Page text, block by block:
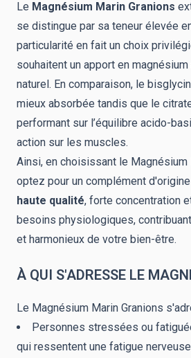
Le Magnésium Marin Granions
se distingue par sa teneur élevée
particularité en fait un choix
souhaitent un apport en
naturel. En comparaison, le
mieux absorbée tandis que le
performant sur l’équilibre acido-
action sur les muscles.
Ainsi, en choisissant le Magnésium
optez pour un complément
haute qualité, forte concentration
besoins physiologiques,
et harmonieux de votre bien-être.
À QUI S'ADRESSE LE
Le Magnésium Marin Granions
Personnes stressées ou
qui ressentent une fatigue